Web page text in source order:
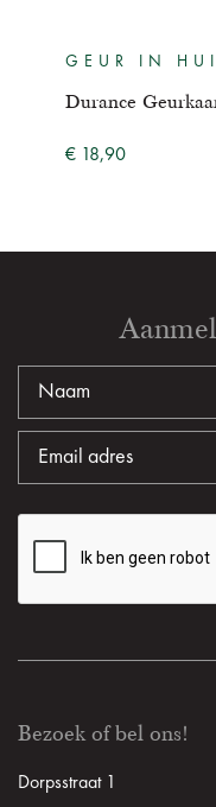
GEUR IN
Durance
€ 18,90
Bezoek of bel ons!
Dorpsstraat 1